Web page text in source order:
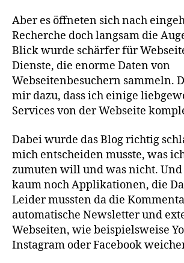
Aber es öffneten sich nach
Recherche doch langsam die
Blick wurde schärfer für
Dienste, die enorme Daten von
Webseitenbesuchern sammeln.
mir dazu, dass ich einige
Services von der Webseite
Dabei wurde das Blog richtig
mich entscheiden musste, was
zumuten will und was nicht. Und
kaum noch Applikationen, die
Leider mussten da die
automatische Newsletter und
Webseiten, wie beispielsweise
Instagram oder Facebook